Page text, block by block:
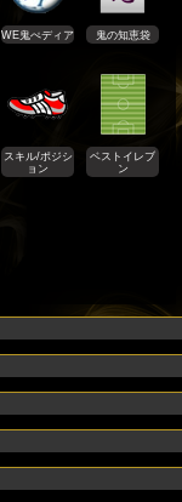
WE鬼ぺディア 鬼の知恵袋
スキル/ポジシ
ョン
ベストイレブ
ン